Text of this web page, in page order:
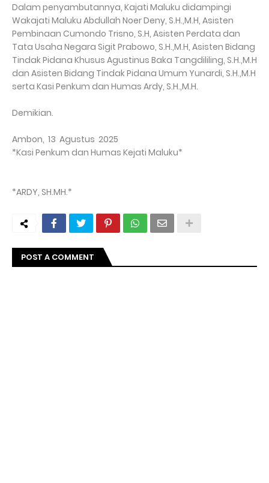
Dalam penyambutannya, Kajati Maluku didampingi
Wakajati Maluku Abdullah Noer Deny, S.H.,M.H, Asisten
Pembinaan Cumondo Trisno, S.H, Asisten Perdata dan
Tata Usaha Negara Sigit Prabowo, S.H.,M.H, Asisten Bidang
Tindak Pidana Khusus Agustinus Baka Tangdililing, S.H.,M.H
dan Asisten Bidang Tindak Pidana Umum Yunardi, S.H.,M.H
serta Kasi Penkum dan Humas Ardy, S.H.,M.H.
Demikian.
Ambon, 13 Agustus 2025
*Kasi Penkum dan Humas Kejati Maluku*
*ARDY, SH.MH.*
POST A COMMENT